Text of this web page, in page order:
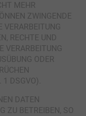
MEHR
ZWINGENDE
VERARBEITUNG
RECHTE UND
VERARBEITUNG
ODER
DSGVO).
DATEN
ZU BETREIBEN, SO